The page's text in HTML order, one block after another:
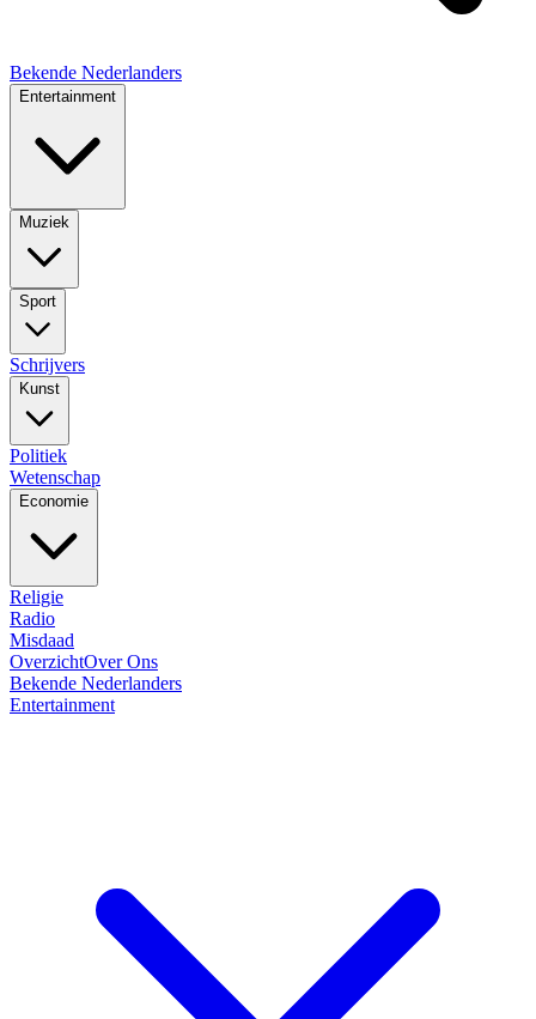
Bekende Nederlanders
Entertainment
Muziek
Sport
Schrijvers
Kunst
Politiek
Wetenschap
Economie
Religie
Radio
Misdaad
OverzichtOver Ons
Bekende Nederlanders
Entertainment